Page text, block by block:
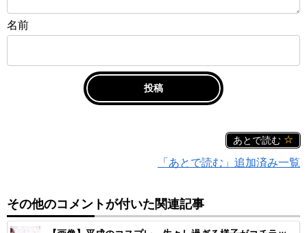
名前
あとで読む
「あとで読む」追加済み一覧
その他のコメントが付いた関連記事